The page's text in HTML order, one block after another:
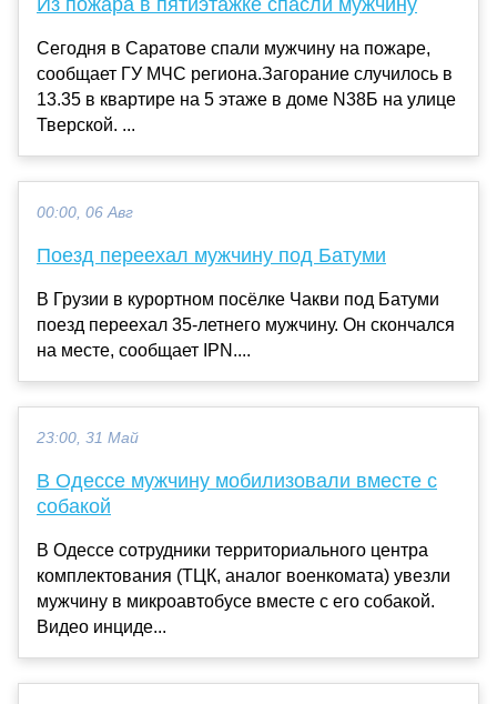
Сегодня в Саратове спали мужчину на пожаре,
сообщает ГУ МЧС региона.Загорание случилось в
13.35 в квартире на 5 этаже в доме N38Б на улице
Тверской. ...
00:00, 06 Авг
Поезд переехал мужчину под Батуми
В Грузии в курортном посёлке Чакви под Батуми
поезд переехал 35-летнего мужчину. Он скончался
на месте, сообщает IPN....
23:00, 31 Май
В Одессе мужчину мобилизовали вместе с
собакой
В Одессе сотрудники территориального центра
комплектования (ТЦК, аналог военкомата) увезли
мужчину в микроавтобусе вместе с его собакой.
Видео инциде...